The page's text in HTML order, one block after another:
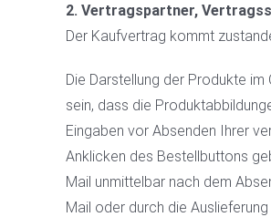
2. Vertragspartner,
Der Kaufvertrag kommt
Die Darstellung der Produkte
sein, dass die
Eingaben vor Absenden Ihrer
Anklicken des Bestellbuttons
Mail unmittelbar nach dem
Mail oder durch die